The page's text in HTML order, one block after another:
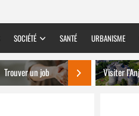
SOCIÉTÉ SANTÉ URBANISME
Trouver un job Visiter